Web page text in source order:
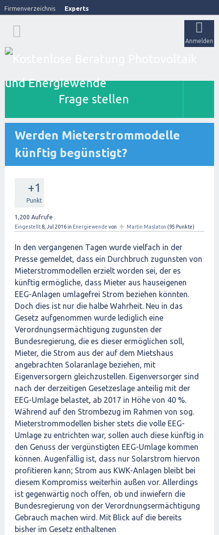
Firmenverzeichnis Experts
Anmelden
Frage stellen
Werden Mieterstrommodelle
künftig begünstigt?
+1
Punkt
1,200 Aufrufe
Eingestellt 8, Jul 2016in Energiewende von ✦ Martin Maslaton (95 Punkte)
In den vergangenen Tagen wurde vielfach in der
Presse gemeldet, dass ein Durchbruch zugunsten von
Mieterstrommodellen erzielt worden sei, der es
künftig ermögliche, dass Mieter aus hauseigenen
EEG-Anlagen umlagefrei Strom beziehen könnten.
Doch dies ist nur die halbe Wahrheit. Neu in das
Gesetz aufgenommen wurde lediglich eine
Verordnungsermächtigung zugunsten der
Bundesregierung, die es dieser ermöglichen soll,
Mieter, die Strom aus der auf dem Mietshaus
angebrachten Solaranlage beziehen, mit
Eigenversorgern gleichzustellen. Eigenversorger sind
nach der derzeitigen Gesetzeslage anteilig mit der
EEG-Umlage belastet, ab 2017 in Höhe von 40 %.
Während auf den Strombezug im Rahmen von sog.
Mieterstrommodellen bisher stets die volle EEG-
Umlage zu entrichten war, sollen auch diese künftig in
den Genuss der vergünstigten EEG-Umlage kommen
können. Augenfällig ist, dass nur Solarstrom hiervon
profitieren kann; Strom aus KWK-Anlagen bleibt bei
diesem Kompromiss weiterhin außen vor. Allerdings
ist gegenwärtig noch offen, ob und inwiefern die
Bundesregierung von der Verordnungsermächtigung
Gebrauch machen wird. Mit Blick auf die bereits
bisher im Gesetz enthaltenen